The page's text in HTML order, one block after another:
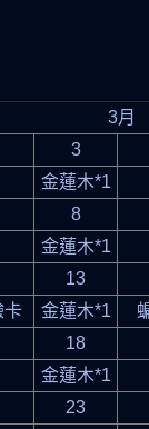
3月
3
金蓮木*1
8
金蓮木*1
13
卡 金蓮木*1
18
金蓮木*1
23